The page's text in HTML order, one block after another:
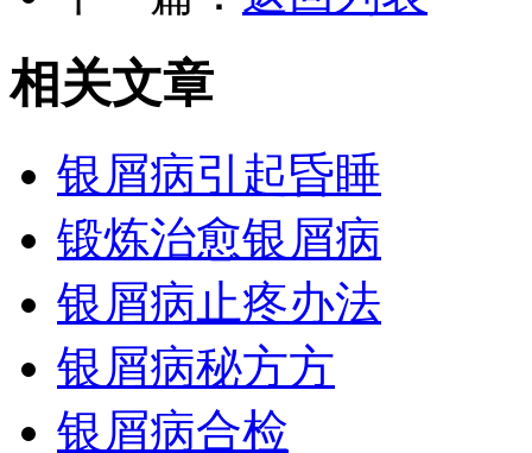
相关文章
银屑病引起昏睡
锻炼治愈银屑病
银屑病止疼办法
银屑病秘方方
银屑病合检